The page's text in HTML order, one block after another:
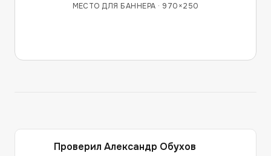
МЕСТО ДЛЯ БАННЕРА · 970×250
Проверил Александр Обухов